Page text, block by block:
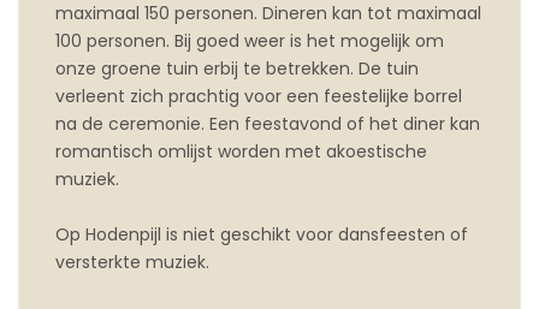
maximaal 150 personen. Dineren kan tot maximaal
100 personen. Bij goed weer is het mogelijk om
onze groene tuin erbij te betrekken. De tuin
verleent zich prachtig voor een feestelijke borrel
na de ceremonie. Een feestavond of het diner kan
romantisch omlijst worden met akoestische
muziek.
Op Hodenpijl is niet geschikt voor dansfeesten of
versterkte muziek.